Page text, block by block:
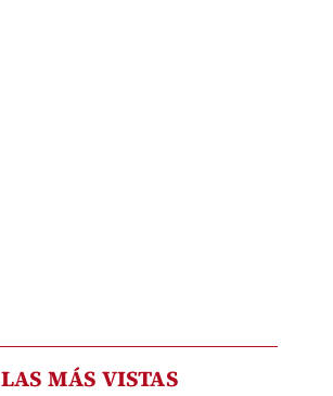
LAS MÁS VISTAS